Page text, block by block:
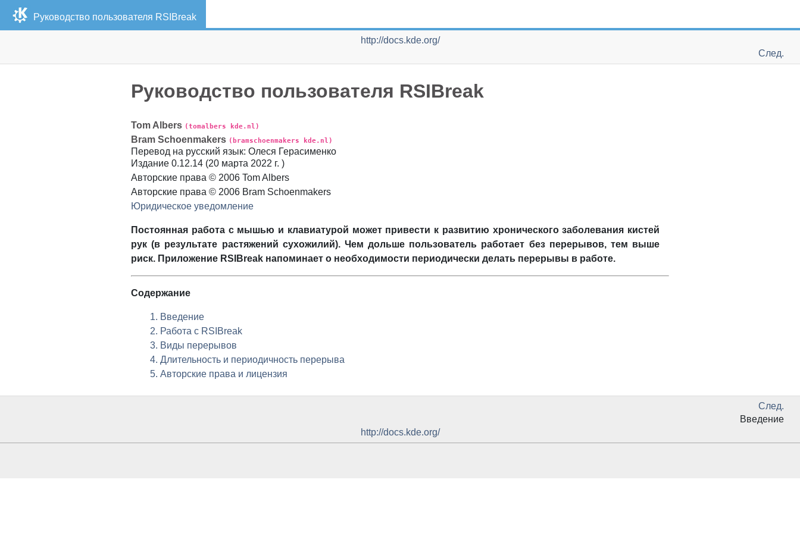
Руководство пользователя RSIBreak
http://docs.kde.org/
След.
Руководство пользователя RSIBreak
Tom Albers (tomalbers kde.nl)
Bram Schoenmakers (bramschoenmakers kde.nl)
Перевод на русский язык: Олеся Герасименко
Издание 0.12.14 (20 марта 2022 г. )
Авторские права © 2006 Tom Albers
Авторские права © 2006 Bram Schoenmakers
Юридическое уведомление
Постоянная работа с мышью и клавиатурой может привести к развитию хронического заболевания кистей
рук (в результате растяжений сухожилий). Чем дольше пользователь работает без перерывов, тем выше
риск. Приложение RSIBreak напоминает о необходимости периодически делать перерывы в работе.
Содержание
1. Введение
2. Работа с RSIBreak
3. Виды перерывов
4. Длительность и периодичность перерыва
5. Авторские права и лицензия
След.
Введение
http://docs.kde.org/